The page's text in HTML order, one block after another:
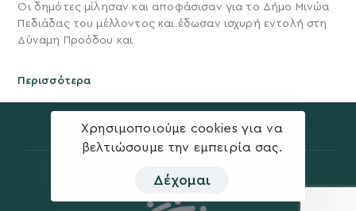
Οι δημότες μίλησαν και αποφάσισαν για το Δήμο Μινώα
Πεδιάδας του μέλλοντος και έδωσαν ισχυρή εντολή στη
Δύναμη Προόδου και
Περισσότερα
Χρησιμοποιούμε cookies για να
βελτιώσουμε την εμπειρία σας.
Δέχομαι